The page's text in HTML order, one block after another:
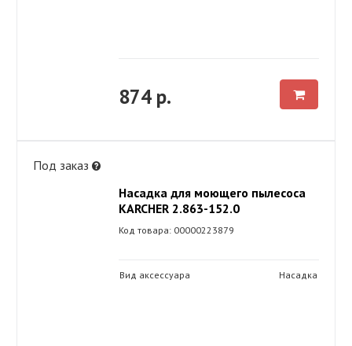
874 р.
Под заказ
Насадка для моющего пылесоса
KARCHER 2.863-152.0
Код товара: 00000223879
Вид аксессуара Насадка